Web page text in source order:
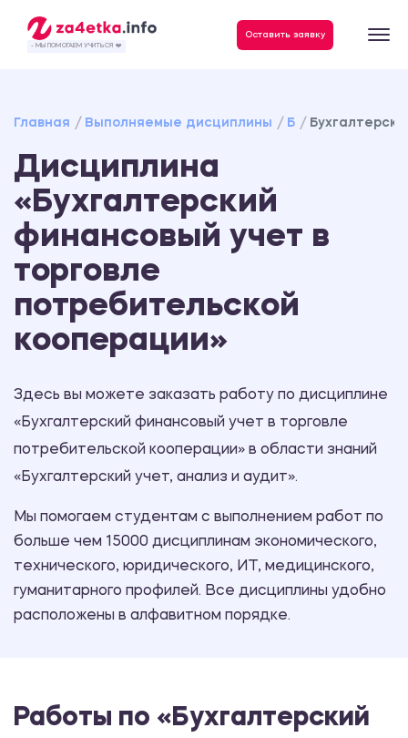
- МЫ ПОМОГАЕМ УЧИТЬСЯ ❤️
Оставить заявку
Главная Выполняемые дисциплины Б
Дисциплина
«Бухгалтерский
финансовый учет в
торговле
потребительской
кооперации»
Здесь вы можете заказать работу по дисциплине
«Бухгалтерский финансовый учет в торговле
потребительской кооперации» в области знаний
«Бухгалтерский учет, анализ и аудит».
Мы помогаем студентам с выполнением работ по
больше чем 15000 дисциплинам экономического,
технического, юридического, ИТ, медицинского,
гуманитарного профилей. Все дисциплины удобно
расположены в алфавитном порядке.
Работы по «Бухгалтерский